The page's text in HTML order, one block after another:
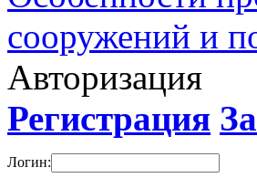
сооружений и
Авторизация
Регистрация
Логин: